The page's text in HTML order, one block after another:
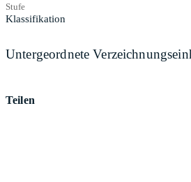
Stufe
Klassifikation
Untergeordnete
Teilen